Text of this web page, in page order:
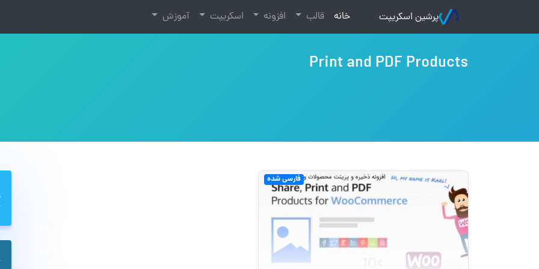
پرشین اسکریپت خانه
(current) قالب افزونه اسکریپت آموزش
Print and PDF Products
فارسی شده